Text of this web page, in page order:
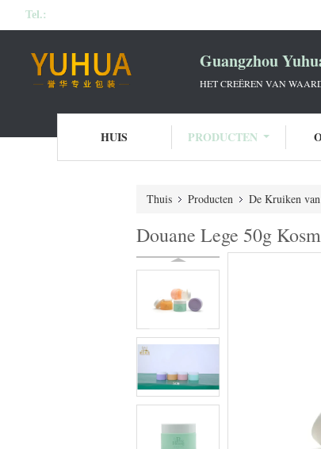
Tel.:
Guangzhou
HET CREËREN VAN
HUIS PRODUCTEN
Thuis Producten De Kruiken
Douane Lege 50g